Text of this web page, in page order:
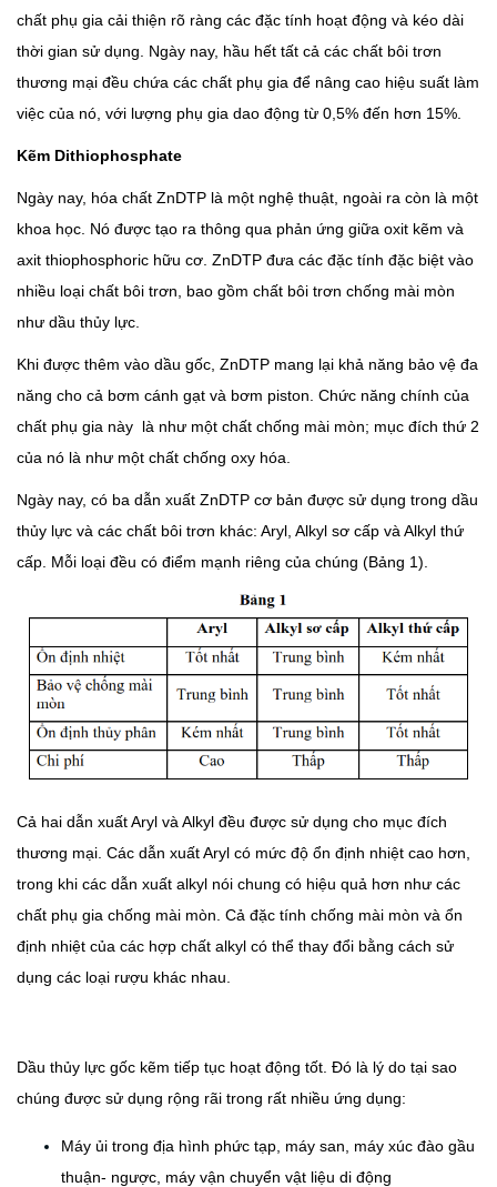
chất phụ gia cải thiện rõ ràng các đặc tính hoạt động và kéo dài
thời gian sử dụng. Ngày nay, hầu hết tất cả các chất bôi trơn
thương mại đều chứa các chất phụ gia để nâng cao hiệu suất làm
việc của nó, với lượng phụ gia dao động từ 0,5% đến hơn 15%.
Kẽm Dithiophosphate
Ngày nay, hóa chất ZnDTP là một nghệ thuật, ngoài ra còn là một
khoa học. Nó được tạo ra thông qua phản ứng giữa oxit kẽm và
axit thiophosphoric hữu cơ. ZnDTP đưa các đặc tính đặc biệt vào
nhiều loại chất bôi trơn, bao gồm chất bôi trơn chống mài mòn
như dầu thủy lực.
Khi được thêm vào dầu gốc, ZnDTP mang lại khả năng bảo vệ đa
năng cho cả bơm cánh gạt và bơm piston. Chức năng chính của
chất phụ gia này là như một chất chống mài mòn; mục đích thứ 2
của nó là như một chất chống oxy hóa.
Ngày nay, có ba dẫn xuất ZnDTP cơ bản được sử dụng trong dầu
thủy lực và các chất bôi trơn khác: Aryl, Alkyl sơ cấp và Alkyl thứ
cấp. Mỗi loại đều có điểm mạnh riêng của chúng (Bảng 1).
Cả hai dẫn xuất Aryl và Alkyl đều được sử dụng cho mục đích
thương mại. Các dẫn xuất Aryl có mức độ ổn định nhiệt cao hơn,
trong khi các dẫn xuất alkyl nói chung có hiệu quả hơn như các
chất phụ gia chống mài mòn. Cả đặc tính chống mài mòn và ổn
định nhiệt của các hợp chất alkyl có thể thay đổi bằng cách sử
dụng các loại rượu khác nhau.
Dầu thủy lực gốc kẽm tiếp tục hoạt động tốt. Đó là lý do tại sao
chúng được sử dụng rộng rãi trong rất nhiều ứng dụng:
Máy ủi trong địa hình phức tạp, máy san, máy xúc đào gầu
thuận- ngược, máy vận chuyển vật liệu di động